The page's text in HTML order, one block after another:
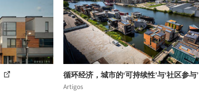
循环经济，城市的‘可持续性’与‘社区参与’
Artigos